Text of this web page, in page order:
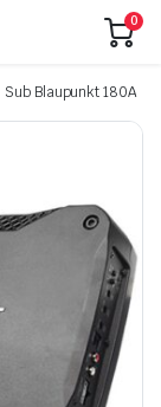
0
Sub Blaupunkt 180A